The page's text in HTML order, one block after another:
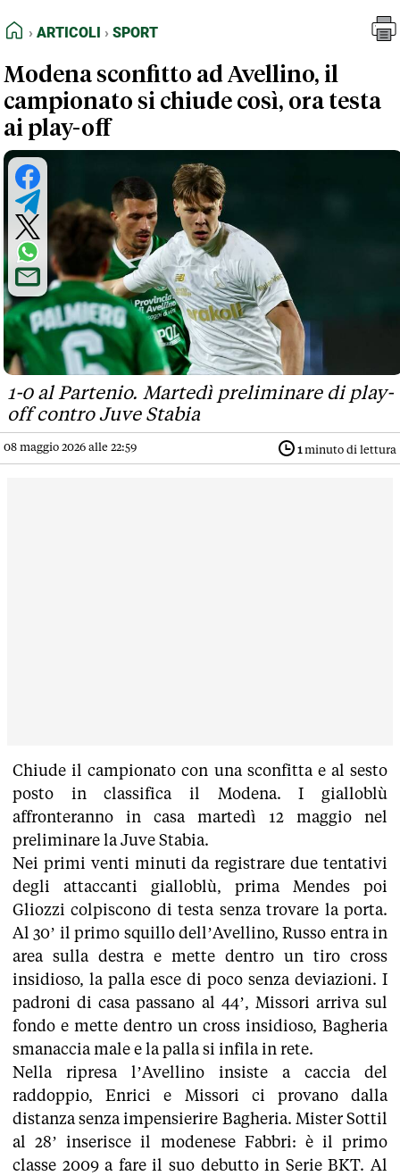
FEED RSS
NORMATIVE DEONTOLOGICHE
TERMINI e CONDIZIONI
HOME
ARTICOLI SPORT
Modena sconfitto ad Avellino, il
campionato si chiude così, ora testa
ai play-off
1-0 al Partenio. Martedì preliminare di play-
off contro Juve Stabia
08 maggio 2026 alle 22:59 1minuto di lettura
Chiude il campionato con una sconfitta e al sesto
posto in classifica il Modena. I gialloblù
affronteranno in casa martedì 12 maggio nel
preliminare la Juve Stabia.
Nei primi venti minuti da registrare due tentativi
degli attaccanti gialloblù, prima Mendes poi
Gliozzi colpiscono di testa senza trovare la porta.
Al 30’ il primo squillo dell’Avellino, Russo entra in
area sulla destra e mette dentro un tiro cross
insidioso, la palla esce di poco senza deviazioni. I
padroni di casa passano al 44’, Missori arriva sul
fondo e mette dentro un cross insidioso, Bagheria
smanaccia male e la palla si infila in rete.
Nella ripresa l’Avellino insiste a caccia del
raddoppio, Enrici e Missori ci provano dalla
distanza senza impensierire Bagheria. Mister Sottil
al 28’ inserisce il modenese Fabbri: è il primo
classe 2009 a fare il suo debutto in Serie BKT. Al